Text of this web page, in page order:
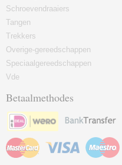
Schroevendraaiers
Tangen
Trekkers
Overige-gereedschappen
Speciaalgereedschappen
Vde
Betaalmethodes